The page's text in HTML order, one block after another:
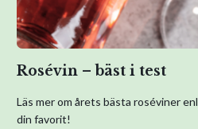
Rosévin – bäst i test
Läs mer om årets bästa roséviner
din favorit!